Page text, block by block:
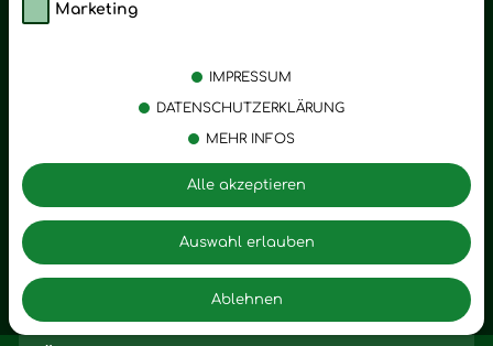
Marketing
IMPRESSUM
DATENSCHUTZERKLÄRUNG
MEHR INFOS
Ablehnen
Auswahl erlauben
Alle akzeptieren
Zuhause
Stress
Entspannung
Trauer
Romantik
Motivation
Seelischer Schlag